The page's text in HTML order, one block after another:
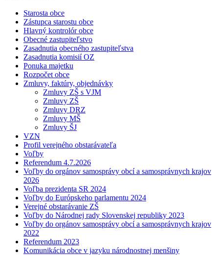
Starosta obce
Zástupca starostu obce
Hlavný kontrolór obce
Obecné zastupiteľstvo
Zasadnutia obecného zastupiteľstva
Zasadnutia komisií OZ
Ponuka majetku
Rozpočet obce
Zmluvy, faktúry, objednávky
Zmluvy ZŠ s VJM
Zmluvy ZŠ
Zmluvy DRZ
Zmluvy MŠ
Zmluvy ŠJ
VZN
Profil verejného obstarávateľa
Voľby
Referendum 4.7.2026
Voľby do orgánov samosprávy obcí a samosprávnych krajov
2026
Voľba prezidenta SR 2024
Voľby do Európskeho parlamentu 2024
Verejné obstarávanie ZŠ
Voľby do Národnej rady Slovenskej republiky 2023
Voľby do orgánov samosprávy obcí a samosprávnych krajov
2022
Referendum 2023
Komunikácia obce v jazyku národnostnej menšiny